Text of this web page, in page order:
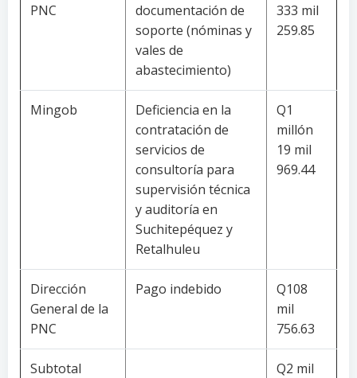
PNC
documentación de
soporte (nóminas y
vales de
abastecimiento)
333 mil
259.85
Mingob
Deficiencia en la
contratación de
servicios de
consultoría para
supervisión técnica
y auditoría en
Suchitepéquez y
Retalhuleu
Q1
millón
19 mil
969.44
Dirección
General de la
PNC
Pago indebido
Q108
mil
756.63
Subtotal
Q2 mil